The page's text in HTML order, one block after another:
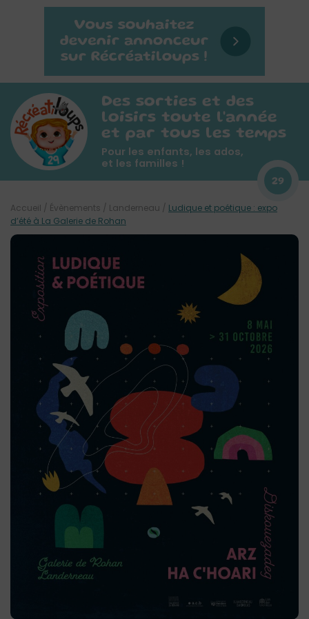
Des sorties et des
loisirs toute l'année
et par tous les temps
Pour les enfants, les ados,
et les familles !
29
Accueil / Évènements / Landerneau / Ludique et poétique : expo
d’été à La Galerie de Rohan